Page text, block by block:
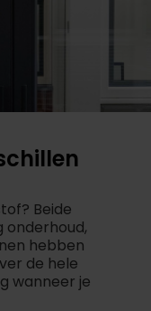
Beide
onderhoud,
hebben
de hele
wanneer je